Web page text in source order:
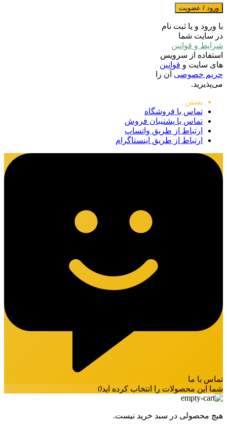
ورود / عضویت
با ورود و یا ثبت نام
در سایت شما
شرایط و قوانین
استفاده از سرویس
های سایت و قوانین
حریم خصوصی آن را
می‌پذیرید.
بستن
تماس با فروشگاه
تماس با پشتیبان فروش
ارتباط از طریق واتساپ
ارتباط از طریق اینستاگرام
تماس با ما
شما این محصولات را انتخاب کرده اید0
هیچ محصولی در سبد خرید نیست.